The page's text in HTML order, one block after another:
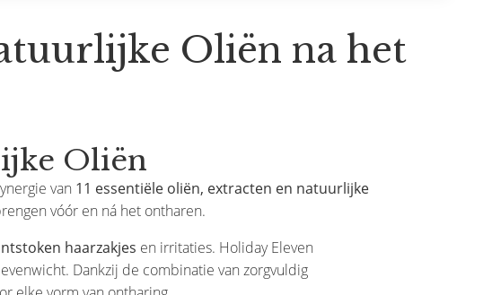
Oliën na het
Oliën
van 11 essentiële oliën, extracten en natuurlijke
vóór en ná het ontharen.
haarzakjes en irritaties. Holiday Eleven
Dankzij de combinatie van zorgvuldig